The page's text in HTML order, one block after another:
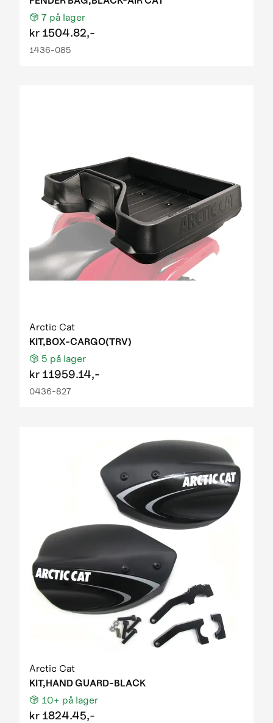
7 på lager
kr 1504.82,-
1436-085
Arctic Cat
KIT,BOX-CARGO(TRV)
5 på lager
kr 11959.14,-
0436-827
Arctic Cat
KIT,HAND GUARD-BLACK
10+ på lager
kr 1824.45,-